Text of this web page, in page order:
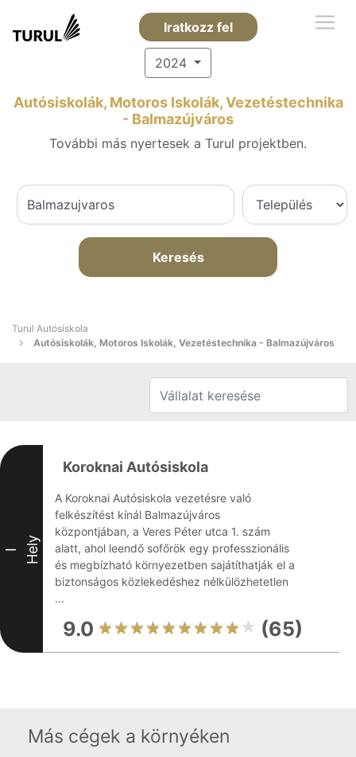
Iratkozz fel
2024
Autósiskolák, Motoros Iskolák, Vezetéstechnika
- Balmazújváros
További más nyertesek a Turul projektben.
Keresés
Turul Autósiskola
Autósiskolák, Motoros Iskolák, Vezetéstechnika - Balmazújváros
I Hely
Koroknai Autósiskola
A Koroknai Autósiskola vezetésre való
felkészítést kínál Balmazújváros
központjában, a Veres Péter utca 1. szám
alatt, ahol leendő sofőrök egy professzionális
és megbízható környezetben sajátíthatják el a
biztonságos közlekedéshez nélkülözhetetlen
...
9.0 (65)
Más cégek a környéken